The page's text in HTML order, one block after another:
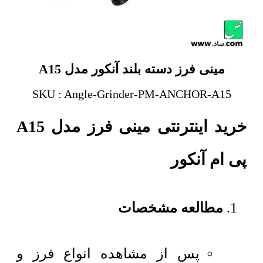
مینی فرز دسته بلند آنکور مدل A15
SKU : Angle-Grinder-PM-ANCHOR-A15
خرید اینترنتی مینی فرز مدل A15
پی ام آنکور
مطالعه مشخصات
پس از مشاهده انواع فرز و